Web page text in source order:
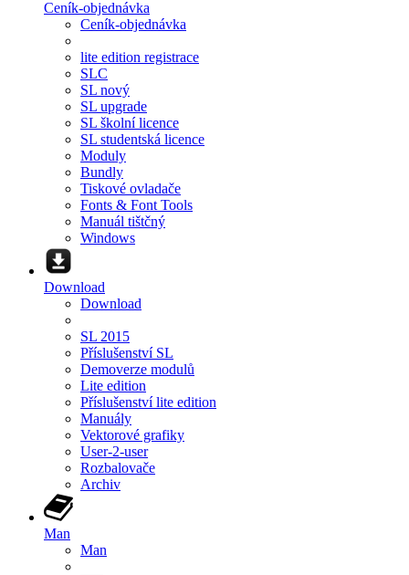
Ceník-objednávka
Ceník-objednávka
lite edition registrace
SLC
SL nový
SL upgrade
SL školní licence
SL studentská licence
Moduly
Bundly
Tiskové ovladače
Fonts & Font Tools
Manuál tištčný
Windows
Download
Download
SL 2015
Příslušenství SL
Demoverze modulů
Lite edition
Příslušenství lite edition
Manuály
Vektorové grafiky
User-2-user
Rozbalovače
Archiv
Man
Man